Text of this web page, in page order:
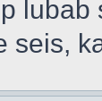
lubab
seis,